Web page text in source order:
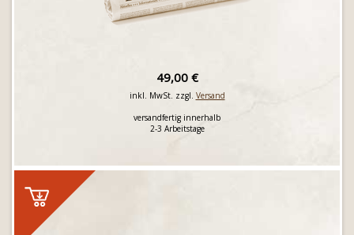
49,00 €
inkl. MwSt. zzgl. Versand
versandfertig innerhalb
2-3 Arbeitstage